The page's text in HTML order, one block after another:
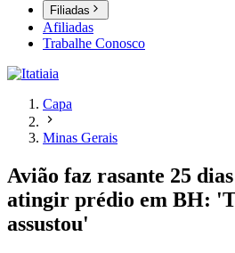
Filiadas
Afiliadas
Trabalhe Conosco
Capa
Minas Gerais
Avião faz rasante 25
atingir prédio em BH:
assustou'